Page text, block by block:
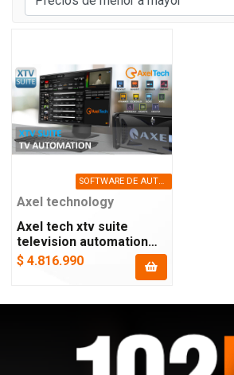
SOFTWARE DE AUTOMATIZACIÓN DE TV MULTICANAL.
Axel technology
Axel tech xtv suite
television automation
software
$ 4.816.990